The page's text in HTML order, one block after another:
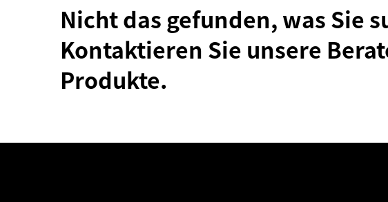
Nicht das gefunden, was Sie
Kontaktieren Sie unsere
Produkte.